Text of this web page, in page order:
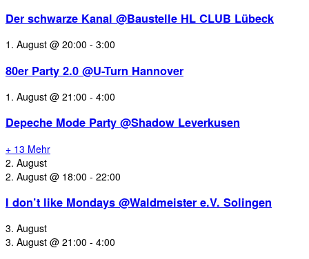
Der schwarze Kanal @Baustelle HL CLUB Lübeck
1. August @ 20:00 - 3:00
80er Party 2.0 @U-Turn Hannover
1. August @ 21:00 - 4:00
Depeche Mode Party @Shadow Leverkusen
+ 13 Mehr
2. August
2. August @ 18:00 - 22:00
I don’t like Mondays @Waldmeister e.V. Solingen
3. August
3. August @ 21:00 - 4:00